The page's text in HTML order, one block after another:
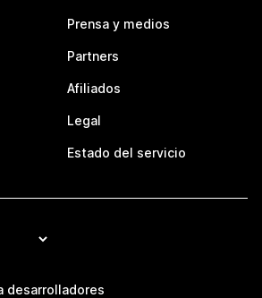
Prensa y medios
Partners
Afiliados
Legal
Estado del servicio
desarrolladores